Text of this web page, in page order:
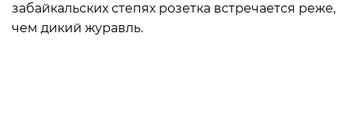
забайкальских степях розетка встречается реже,
чем дикий журавль.